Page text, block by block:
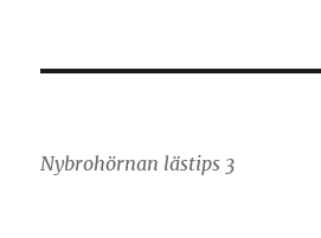
Nybrohörnan lästips 3